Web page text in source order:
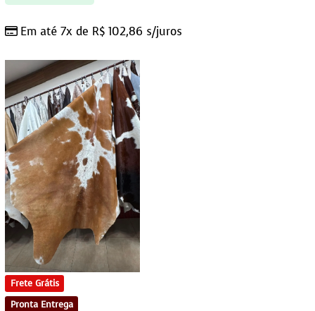
Em até 7x de R$ 102,86 s/juros
Frete Grátis
Pronta Entrega